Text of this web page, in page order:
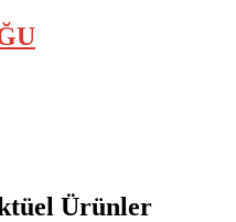
Ürünler